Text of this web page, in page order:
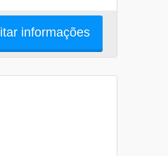
informações